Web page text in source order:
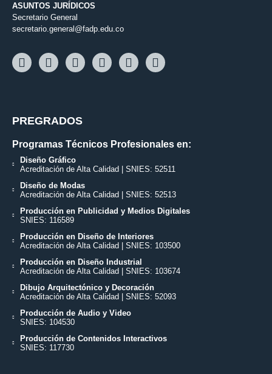
ASUNTOS JURÍDICOS
Secretario General
secretario.general@fadp.edu.co
PREGRADOS
Programas Técnicos Profesionales en:
Diseño Gráfico
Acreditación de Alta Calidad | SNIES: 52511
Diseño de Modas
Acreditación de Alta Calidad | SNIES: 52513
Producción en Publicidad y Medios Digitales
SNIES: 116589
Producción en Diseño de Interiores
Acreditación de Alta Calidad | SNIES: 103500
Producción en Diseño Industrial
Acreditación de Alta Calidad | SNIES: 103674
Dibujo Arquitectónico y Decoración
Acreditación de Alta Calidad | SNIES: 52093
Producción de Audio y Video
SNIES: 104530
Producción de Contenidos Interactivos
SNIES: 117730